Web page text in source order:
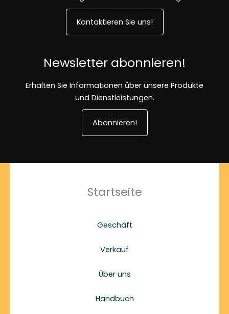
Kontaktieren Sie uns!
Newsletter abonnieren!
Erhalten Sie Informationen über unsere Produkte
und Dienstleistungen.
Abonnieren!
Startseite
Geschäft
Verkauf
Über uns
Handbuch